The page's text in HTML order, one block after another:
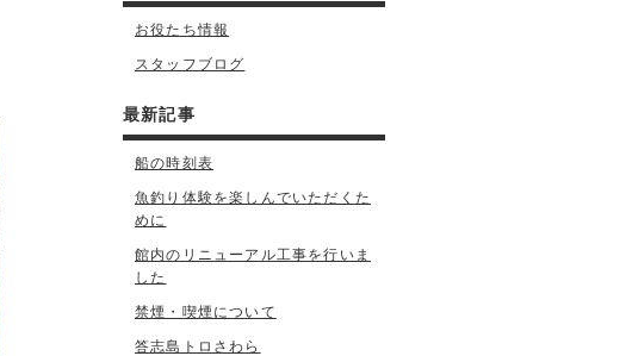
お役たち情報
スタッフブログ
最新記事
船の時刻表
魚釣り体験を楽しんでいただくた
めに
館内のリニューアル工事を行いま
した
禁煙・喫煙について
答志島トロさわら